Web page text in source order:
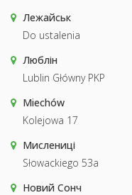
Лежайськ
Do ustalenia
Люблін
Lublin Główny PKP
Miechów
Kolejowa 17
Мислениці
Słowackiego 53a
Новий Сонч